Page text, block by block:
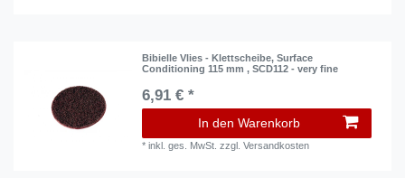
Bibielle Vlies - Klettscheibe, Surface
Conditioning 115 mm , SCD112 - very fine
6,91 € *
In den Warenkorb
*inkl. ges. MwSt. zzgl.Versandkosten